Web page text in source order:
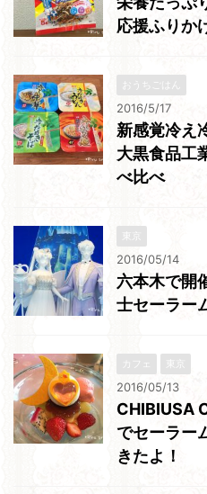
応援ふりか
おうちごはん
2016/5/17
新感覚冷え
大黒食品工
べ比べ
東京
2016/05/14
六本木で開
士セーラー
カフェ 東京
2016/05/13
CHIBIUSA
でセーラー
きたよ！